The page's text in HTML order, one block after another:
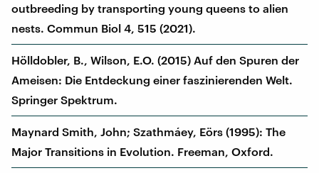
outbreeding by transporting young queens to alien
nests. Commun Biol 4, 515 (2021).
Hölldobler, B., Wilson, E.O. (2015) Auf den Spuren der
Ameisen: Die Entdeckung einer faszinierenden Welt.
‎Springer Spektrum.
Maynard Smith, John; Szathmáey, Eörs (1995): The
Major Transitions in Evolution. Freeman, Oxford.